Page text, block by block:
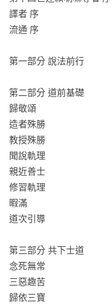
譯者 序
流通 序
第一部分 說法前行
第二部分 道前基礎
歸敬頌
造者殊勝
教授殊勝
聞說軌理
親近善士
修習軌理
暇滿
道次引導
第三部分 共下士道
念死無常
三惡趣苦
歸依三寶